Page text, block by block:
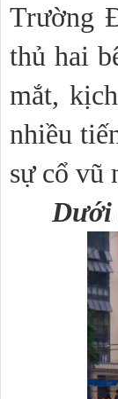
Trường
thủ hai
mắt,
nhiều
sự cổ vũ
Dưới